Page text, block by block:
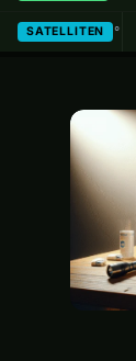
SATELLITEN
Max 12° •
146.52 FM (2 min
Seven Lakes State
Sonntag ab 18:45h